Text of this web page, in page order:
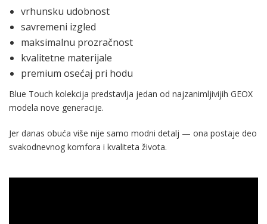
vrhunsku udobnost
savremeni izgled
maksimalnu prozračnost
kvalitetne materijale
premium osećaj pri hodu
Blue Touch kolekcija predstavlja jedan od najzanimljivijih GEOX
modela nove generacije.
Jer danas obuća više nije samo modni detalj — ona postaje deo
svakodnevnog komfora i kvaliteta života.